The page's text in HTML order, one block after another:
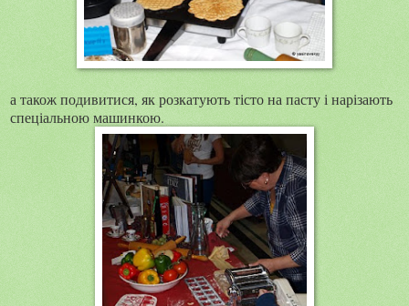
а також подивитися, як розкатують тісто на пасту і нарізають
спеціальною машинкою.